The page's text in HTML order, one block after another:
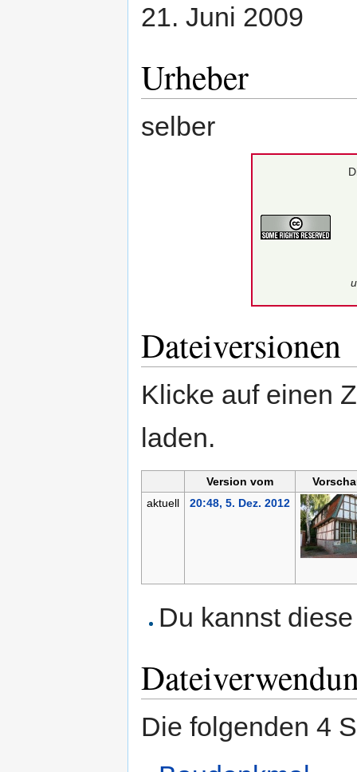
21. Juni 2009
Urheber
selber
Dateiversionen
Klicke auf einen
laden.
Version vom
aktuell
20:48, 5. Dez. 2012
Du kannst
Die folgenden 4